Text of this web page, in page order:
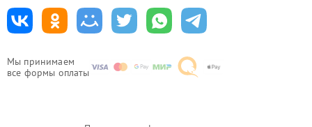
Мы принимаем
все формы оплаты